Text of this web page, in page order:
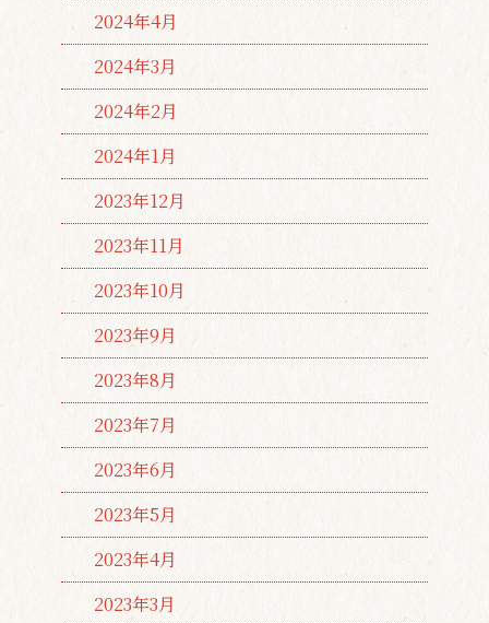
2024年4月
2024年3月
2024年2月
2024年1月
2023年12月
2023年11月
2023年10月
2023年9月
2023年8月
2023年7月
2023年6月
2023年5月
2023年4月
2023年3月